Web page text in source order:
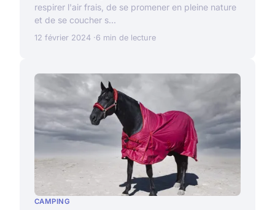
respirer l'air frais, de se promener en pleine nature
et de se coucher s...
12 février 2024 6 min de lecture
CAMPING